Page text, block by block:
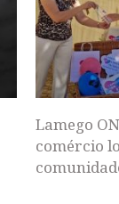
Lamego
comércio